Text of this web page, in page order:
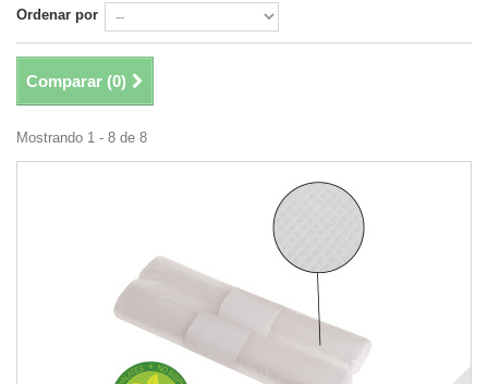
Ordenar por
Comparar (0)
Mostrando 1 - 8 de 8